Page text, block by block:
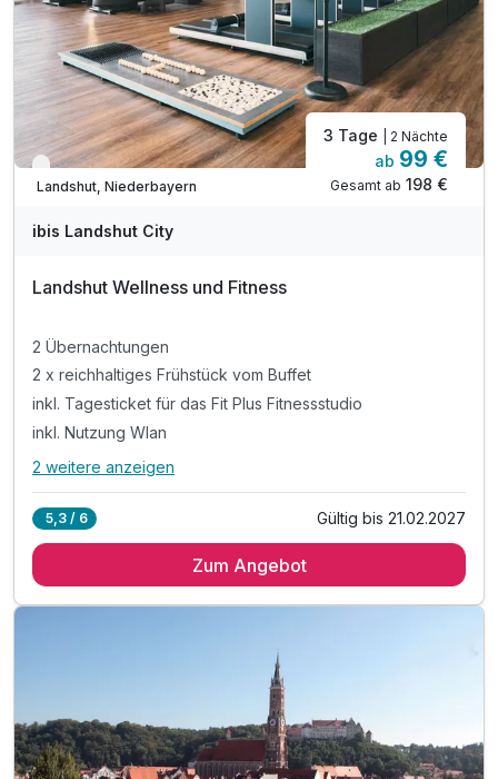
Verfügbar bis Dezember
Landshut, Niederbayern
3 Tage | 2 Nächte
ab 99 €
Gesamt ab 198 €
ibis Landshut City
Landshut Wellness und Fitness
2 Übernachtungen
2 x reichhaltiges Frühstück vom Buffet
inkl. Tagesticket für das Fit Plus Fitnessstudio
inkl. Nutzung Wlan
Alle Inklusivleistungen
2 x reichhaltiges Frühstück vom Buffet
2 weitere anzeigen
5,3 / 6 Gültig bis 21.02.2027
Zum Angebot